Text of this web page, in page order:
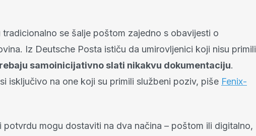
se šalje poštom zajedno s obavijesti o
Iz Deutsche Posta ističu da umirovljenici koji nisu primili
samoinicijativno slati nikakvu dokumentaciju.
isključivo na one koji su primili službeni poziv, piše Fenix-
potvrdu mogu dostaviti na dva načina – poštom ili digitalno,